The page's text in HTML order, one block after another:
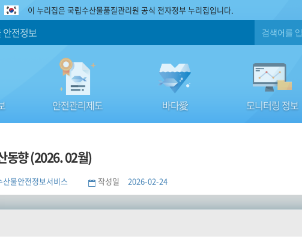
이 누리집은 국립수산물품질관리원 공식 전자정부 누리집입니다.
안전정보
안전관리제도 바다愛 모니터링 정보
동향 (2026. 02월)
산물안전정보서비스 작성일 2026-02-24